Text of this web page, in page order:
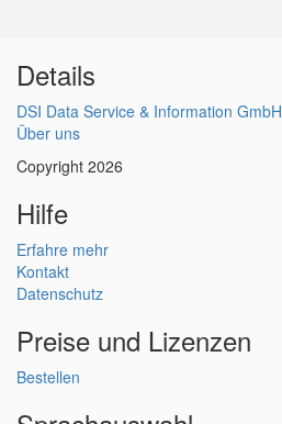
Details
DSI Data Service & Information GmbH
Über uns
Copyright 2026
Hilfe
Erfahre mehr
Kontakt
Datenschutz
Preise und Lizenzen
Bestellen